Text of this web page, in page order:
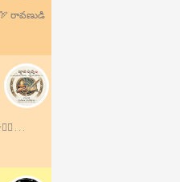
రావణుడి
. . .